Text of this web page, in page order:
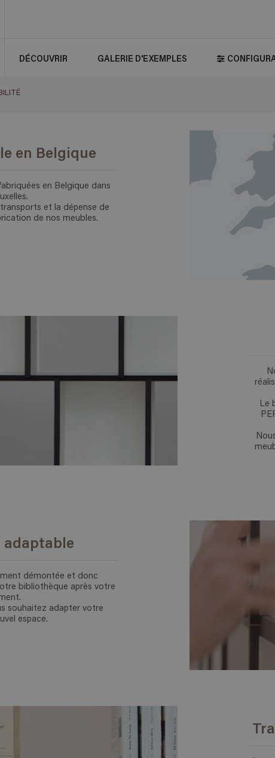
DÉCOUVRIR GALERIE D'EXEMPLES
en Belgique
en Belgique dans
et la dépense de
de nos meubles.
Le
adaptable
démontée et donc
bibliothèque après votre
souhaitez adapter votre
espace.